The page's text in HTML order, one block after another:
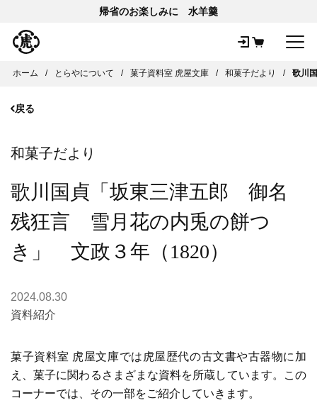
帰省のお楽しみに 水羊羹
ホーム とらやについて 菓子資料室 虎屋文庫 和菓子だより 歌川
戻る
和菓子だより
歌川国貞「坂東三津五郎 御名
残狂言 雪月花の内兎の餅つ
き」 文政３年（1820）
2024.08.30
資料紹介
菓子資料室 虎屋文庫では虎屋歴代の古文書や古器物に加
え、菓子に関わるさまざまな資料を所蔵しています。この
コーナーでは、その一部をご紹介していきます。